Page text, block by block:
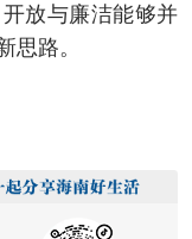
放与廉洁能够并
思路。